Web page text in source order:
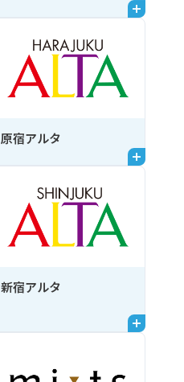
原宿アルタ
新宿アルタ